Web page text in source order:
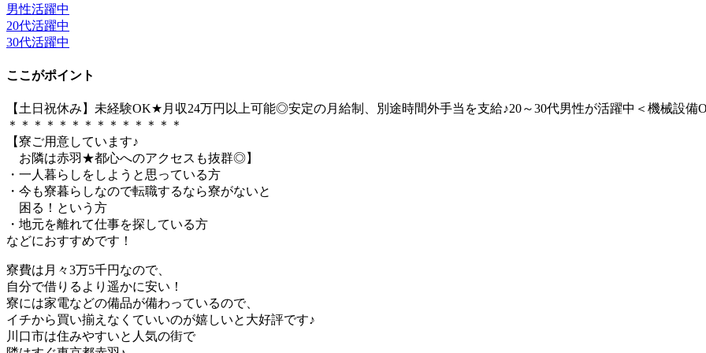
男性活躍中
20代活躍中
30代活躍中
ここがポイント
【土日祝休み】未経験OK★月収24万円以上可能◎安定の月給制、別途時間外手当を支給♪20～30代男性が活躍中＜機械設備
＊＊＊＊＊＊＊＊＊＊＊＊＊＊
【寮ご用意しています♪
お隣は赤羽★都心へのアクセスも抜群◎】
・一人暮らしをしようと思っている方
・今も寮暮らしなので転職するなら寮がないと
困る！という方
・地元を離れて仕事を探している方
などにおすすめです！
寮費は月々3万5千円なので、
自分で借りるより遥かに安い！
寮には家電などの備品が備わっているので、
イチから買い揃えなくていいのが嬉しいと大好評です♪
川口市は住みやすいと人気の街で